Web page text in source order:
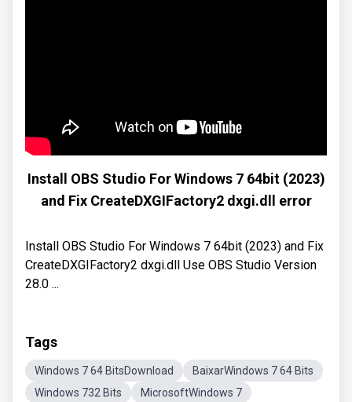
Install OBS Studio For Windows 7 64bit (2023)
and Fix CreateDXGIFactory2 dxgi.dll error
Install OBS Studio For Windows 7 64bit (2023) and Fix
CreateDXGIFactory2 dxgi.dll Use OBS Studio Version
28.0 ...
Tags
Windows 7 64 BitsDownload
BaixarWindows 7 64 Bits
Windows 732 Bits
MicrosoftWindows 7